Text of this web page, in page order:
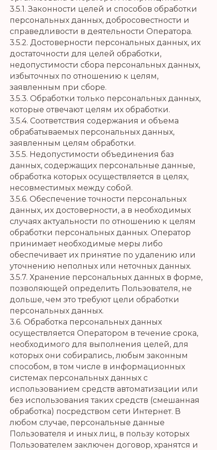
3.5.1. Законности целей и способов обработки
персональных данных, добросовестности и
справедливости в деятельности Оператора.
3.5.2. Достоверности персональных данных, их
достаточности для целей обработки,
недопустимости сбора персональных данных,
избыточных по отношению к целям,
заявленным при сборе.
3.5.3. Обработки только персональных данных,
которые отвечают целям их обработки.
3.5.4. Соответствия содержания и объема
обрабатываемых персональных данных,
заявленным целям обработки.
3.5.5. Недопустимости объединения баз
данных, содержащих персональные данные,
обработка которых осуществляется в целях,
несовместимых между собой.
3.5.6. Обеспечение точности персональных
данных, их достоверности, а в необходимых
случаях актуальности по отношению к целям
обработки персональных данных. Оператор
принимает необходимые меры либо
обеспечивает их принятие по удалению или
уточнению неполных или неточных данных.
3.5.7. Хранение персональных данных в форме,
позволяющей определить Пользователя, не
дольше, чем это требуют цели обработки
персональных данных.
3.6. Обработка персональных данных
осуществляется Оператором в течение срока,
необходимого для выполнения целей, для
которых они собирались, любым законным
способом, в том числе в информационных
системах персональных данных с
использованием средств автоматизации или
без использования таких средств (смешанная
обработка) посредством сети Интернет. В
любом случае, персональные данные
Пользователя и иных лиц, в пользу которых
Пользователем заключен договор, хранятся и